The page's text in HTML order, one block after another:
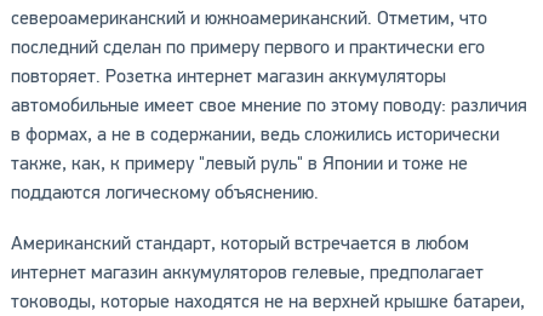
североамериканский и южноамериканский. Отметим, что
последний сделан по примеру первого и практически его
повторяет. Розетка интернет магазин аккумуляторы
автомобильные имеет свое мнение по этому поводу: различия
в формах, а не в содержании, ведь сложились исторически
также, как, к примеру "левый руль" в Японии и тоже не
поддаются логическому объяснению.
Американский стандарт, который встречается в любом
интернет магазин аккумуляторов гелевые, предполагает
тоководы, которые находятся не на верхней крышке батареи,